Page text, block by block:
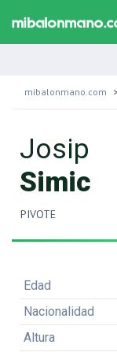
mibalonmano.com
Josip
Simic
PIVOTE
Edad
Nacionalidad
Altura